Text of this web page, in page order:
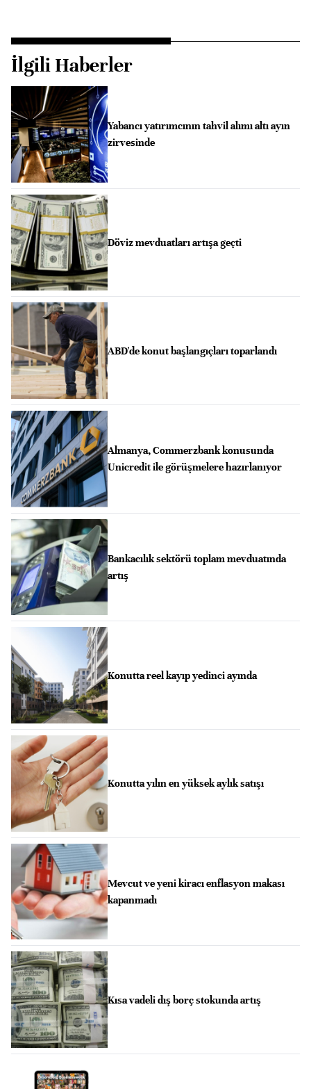
İlgili Haberler
Yabancı yatırımcının tahvil alımı altı ayın
zirvesinde
Döviz mevduatları artışa geçti
ABD'de konut başlangıçları toparlandı
Almanya, Commerzbank konusunda
Unicredit ile görüşmelere hazırlanıyor
Bankacılık sektörü toplam mevduatında
artış
Konutta reel kayıp yedinci ayında
Konutta yılın en yüksek aylık satışı
Mevcut ve yeni kiracı enflasyon makası
kapanmadı
Kısa vadeli dış borç stokunda artış